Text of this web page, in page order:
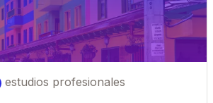
estudios profesionales